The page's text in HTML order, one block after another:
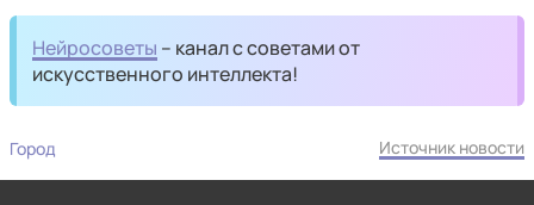
Нейросоветы – канал с советами от
искусственного интеллекта!
Город Источник новости